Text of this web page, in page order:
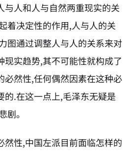
与人和人与自然两重现实的关
着决定性的作用,人与人的关
图通过调整人与人的关系来对
现实趋势,其不可能性就构成了
必然性,任何偶然因素在这种必
的.在这一点上,毛泽东无疑是
剧。
然性,中国左派目前面临怎样的